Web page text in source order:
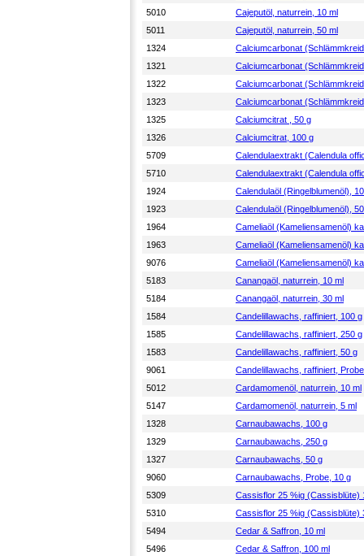
5010
Cajeputöl, naturrein, 10 ml
5011
Cajeputöl, naturrein, 50 ml
1324
Calciumcarbonat
1321
Calciumcarbonat
1322
Calciumcarbonat
1323
Calciumcarbonat
1325
Calciumcitrat , 50 g
1326
Calciumcitrat, 100 g
5709
Calendulaextrakt (Calendula
5710
Calendulaextrakt (Calendula
1924
Calendulaöl (Ringelblumenöl),
1923
Calendulaöl (Ringelblumenöl),
1964
Cameliaöl (Kameliensamenöl)
1963
Cameliaöl (Kameliensamenöl)
9076
Cameliaöl (Kameliensamenöl)
5183
Canangaöl, naturrein, 10 ml
5184
Canangaöl, naturrein, 30 ml
1584
Candelillawachs, raffiniert, 100 g
1585
Candelillawachs, raffiniert, 250 g
1583
Candelillawachs, raffiniert, 50 g
9061
Candelillawachs, raffiniert,
5012
Cardamomenöl, naturrein, 10 ml
5147
Cardamomenöl, naturrein, 5 ml
1328
Carnaubawachs, 100 g
1329
Carnaubawachs, 250 g
1327
Carnaubawachs, 50 g
9060
Carnaubawachs, Probe, 10 g
5309
Cassisflor 25 %ig (Cassisblüte)
5310
Cassisflor 25 %ig (Cassisblüte)
5494
Cedar & Saffron, 10 ml
5496
Cedar & Saffron, 100 ml